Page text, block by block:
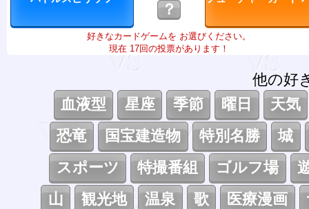
？
好きなカードゲームを お選びください。
現在 17回の投票があります！
他の好
血液型
星座 季節 曜日
天気
恐竜
国宝建造物 特別名勝
城
スポーツ
特撮番組 ゴルフ場
山
観光地 温泉 歌 医療漫画